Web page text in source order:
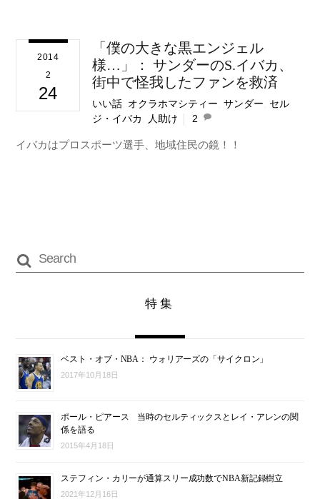
2014
2
24
「僕の大きな黒エンジェル
様…」： サンダーのS.イバカ、
街中で怪我したファンを救済
いい話 オクラホマシティー ,サンダー
セル
ジ・イバカ
人助け 2
イバカはプロスポーツ選手、地域住民の鏡！！
特集
ベスト・オブ・NBA： ウォリアーズの「サイクロン」
2017年10月18日
ポール・ピアース 当時のセルティックスとレイ・アレンの関
係を語る
2015年4月18日
ステフィン・カリーが通算スリー成功数でNBA新記録樹立
2021年12月16日